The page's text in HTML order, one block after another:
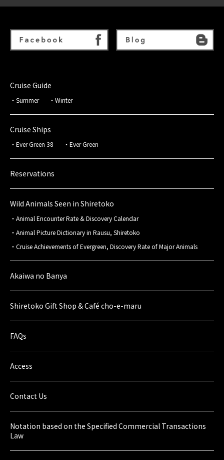
Cruise Guide
Summer Winter
Cruise Ships
Ever Green 38 Ever Green
Reservations
Wild Animals Seen in Shiretoko
Animal Encounter Rate & Discovery Calendar
Animal Picture Dictionary in Rausu, Shiretoko
Cruise Achievements of Evergreen, Discovery Rate of Major Animals
Akaiwa no Banya
Shiretoko Gift Shop & Café cho-e-maru
FAQs
Access
Contact Us
Notation based on the Specified Commercial Transactions
Law